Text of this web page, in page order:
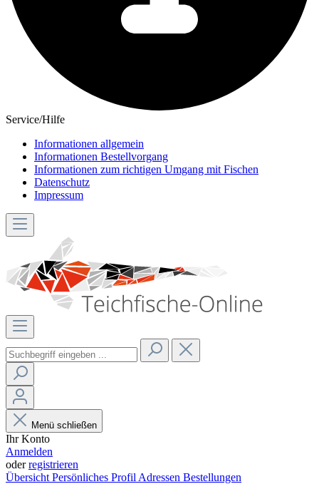
Service/Hilfe
Informationen allgemein
Informationen Bestellvorgang
Informationen zum richtigen Umgang mit Fischen
Datenschutz
Impressum
Menü schließen
Ihr Konto
Anmelden
oderregistrieren
Übersicht Persönliches Profil Adressen Bestellungen